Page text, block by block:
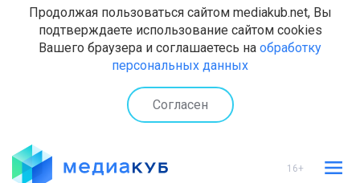
Продолжая пользоваться сайтом mediakub.net, Вы
подтверждаете использование сайтом cookies
Вашего браузера и соглашаетесь на обработку
персональных данных
Согласен
16+